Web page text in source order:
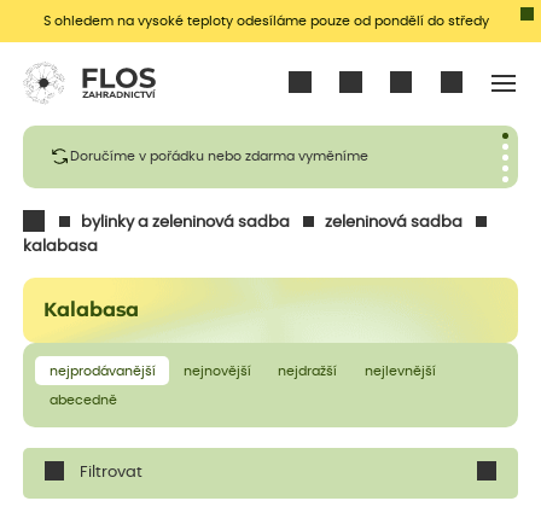
S ohledem na vysoké teploty odesíláme pouze od pondělí do středy
Doručíme v pořádku nebo zdarma vyměníme
bylinky a zeleninová sadba
zeleninová sadba
kalabasa
Kalabasa
nejprodávanější nejnovější nejdražší nejlevnější
abecedně
Filtrovat